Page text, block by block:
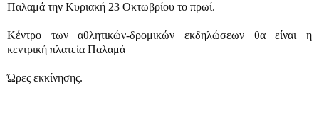
Παλαμά την Κυριακή 23 Οκτωβρίου τo πρωί.
Κέντρο των αθλητικών-δρομικών εκδηλώσεων θα είναι η
κεντρική πλατεία Παλαμά
Ώρες εκκίνησης.